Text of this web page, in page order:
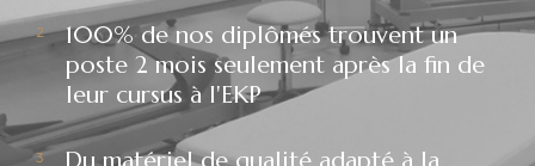
100% de nos diplômés trouvent un
poste 2 mois seulement après la fin de
leur cursus à l'EKP